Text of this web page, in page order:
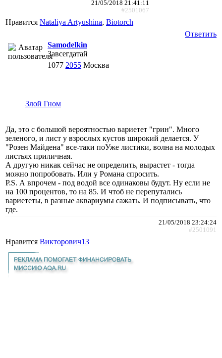
21/05/2018 21:41:11
#2501067
Нравится Nataliya Artyushina, Biotorch
Ответить
Samodelkin
Завсегдатай
1077 2055 Москва
Злой Гном
Да, это с большой вероятностью вариетет "грин". Много
зеленого, и лист у взрослых кустов широкий делается. У
"Розен Майдена" все-таки поУже листики, волна на молодых
листьях приличная.
А другую никак сейчас не определить, вырастет - тогда
можно попробовать. Или у Романа спросить.
P.S. А впрочем - под водой все одинаковы будут. Ну если не
на 100 процентов, то на 85. И чтоб не перепутались
вариететы, в разные аквариумы сажать. И подписывать, что
где.
21/05/2018 23:24:24
#2501091
Нравится Викторович13